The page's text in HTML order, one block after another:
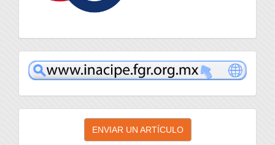
inacipe
Enviar
ENVIAR UN ARTÍCULO